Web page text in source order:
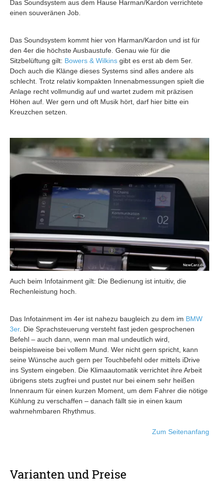
Das Soundsystem aus dem Hause Harman/Kardon verrichtete
einen souveränen Job.
Das Soundsystem kommt hier von Harman/Kardon und ist für
den 4er die höchste Ausbaustufe. Genau wie für die
Sitzbelüftung gilt: Bowers & Wilkins gibt es erst ab dem 5er.
Doch auch die Klänge dieses Systems sind alles andere als
schlecht. Trotz relativ kompakten Innenabmessungen spielt die
Anlage recht vollmundig auf und wartet zudem mit präzisen
Höhen auf. Wer gern und oft Musik hört, darf hier bitte ein
Kreuzchen setzen.
Auch beim Infotainment gilt: Die Bedienung ist intuitiv, die
Rechenleistung hoch.
Das Infotainment im 4er ist nahezu baugleich zu dem im BMW
3er. Die Sprachsteuerung versteht fast jeden gesprochenen
Befehl – auch dann, wenn man mal undeutlich wird,
beispielsweise bei vollem Mund. Wer nicht gern spricht, kann
seine Wünsche auch gern per Touchbefehl oder mittels iDrive
ins System eingeben. Die Klimaautomatik verrichtet ihre Arbeit
übrigens stets zugfrei und pustet nur bei einem sehr heißen
Innenraum für einen kurzen Moment, um dem Fahrer die nötige
Kühlung zu verschaffen – danach fällt sie in einen kaum
wahrnehmbaren Rhythmus.
Zum Seitenanfang
Varianten und Preise